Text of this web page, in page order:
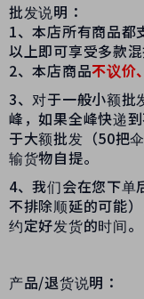
批发说明：
1、本店所有商品都
以上即可享受多款混
2、本店商品不议价
3、对于一般小额批
峰，如果全峰快递
于大额批发（50把
输货物自提。
4、我们会在您下单
不排除顺延的可能
约定好发货的时间。
产品/退货说明：